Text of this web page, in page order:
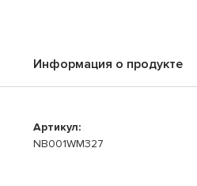
Информация о продукте
Артикул:
NB001WM327